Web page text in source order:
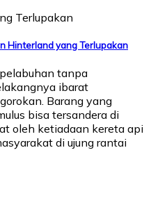
Hinterland yang Terlupakan
tanpa
ibarat
Barang yang
bisa tersandera di
oleh ketiadaan kereta api
di ujung rantai